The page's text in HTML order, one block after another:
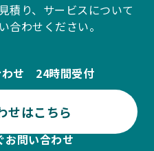
積り、サービスについて
合わせください。
わせ 24時間受付
せはこちら
お問い合わせ